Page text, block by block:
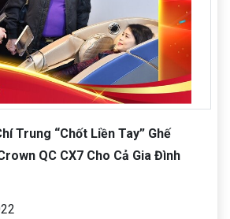
Trung “Chốt Liền Tay” Ghế
QC CX7 Cho Cả Gia Đình